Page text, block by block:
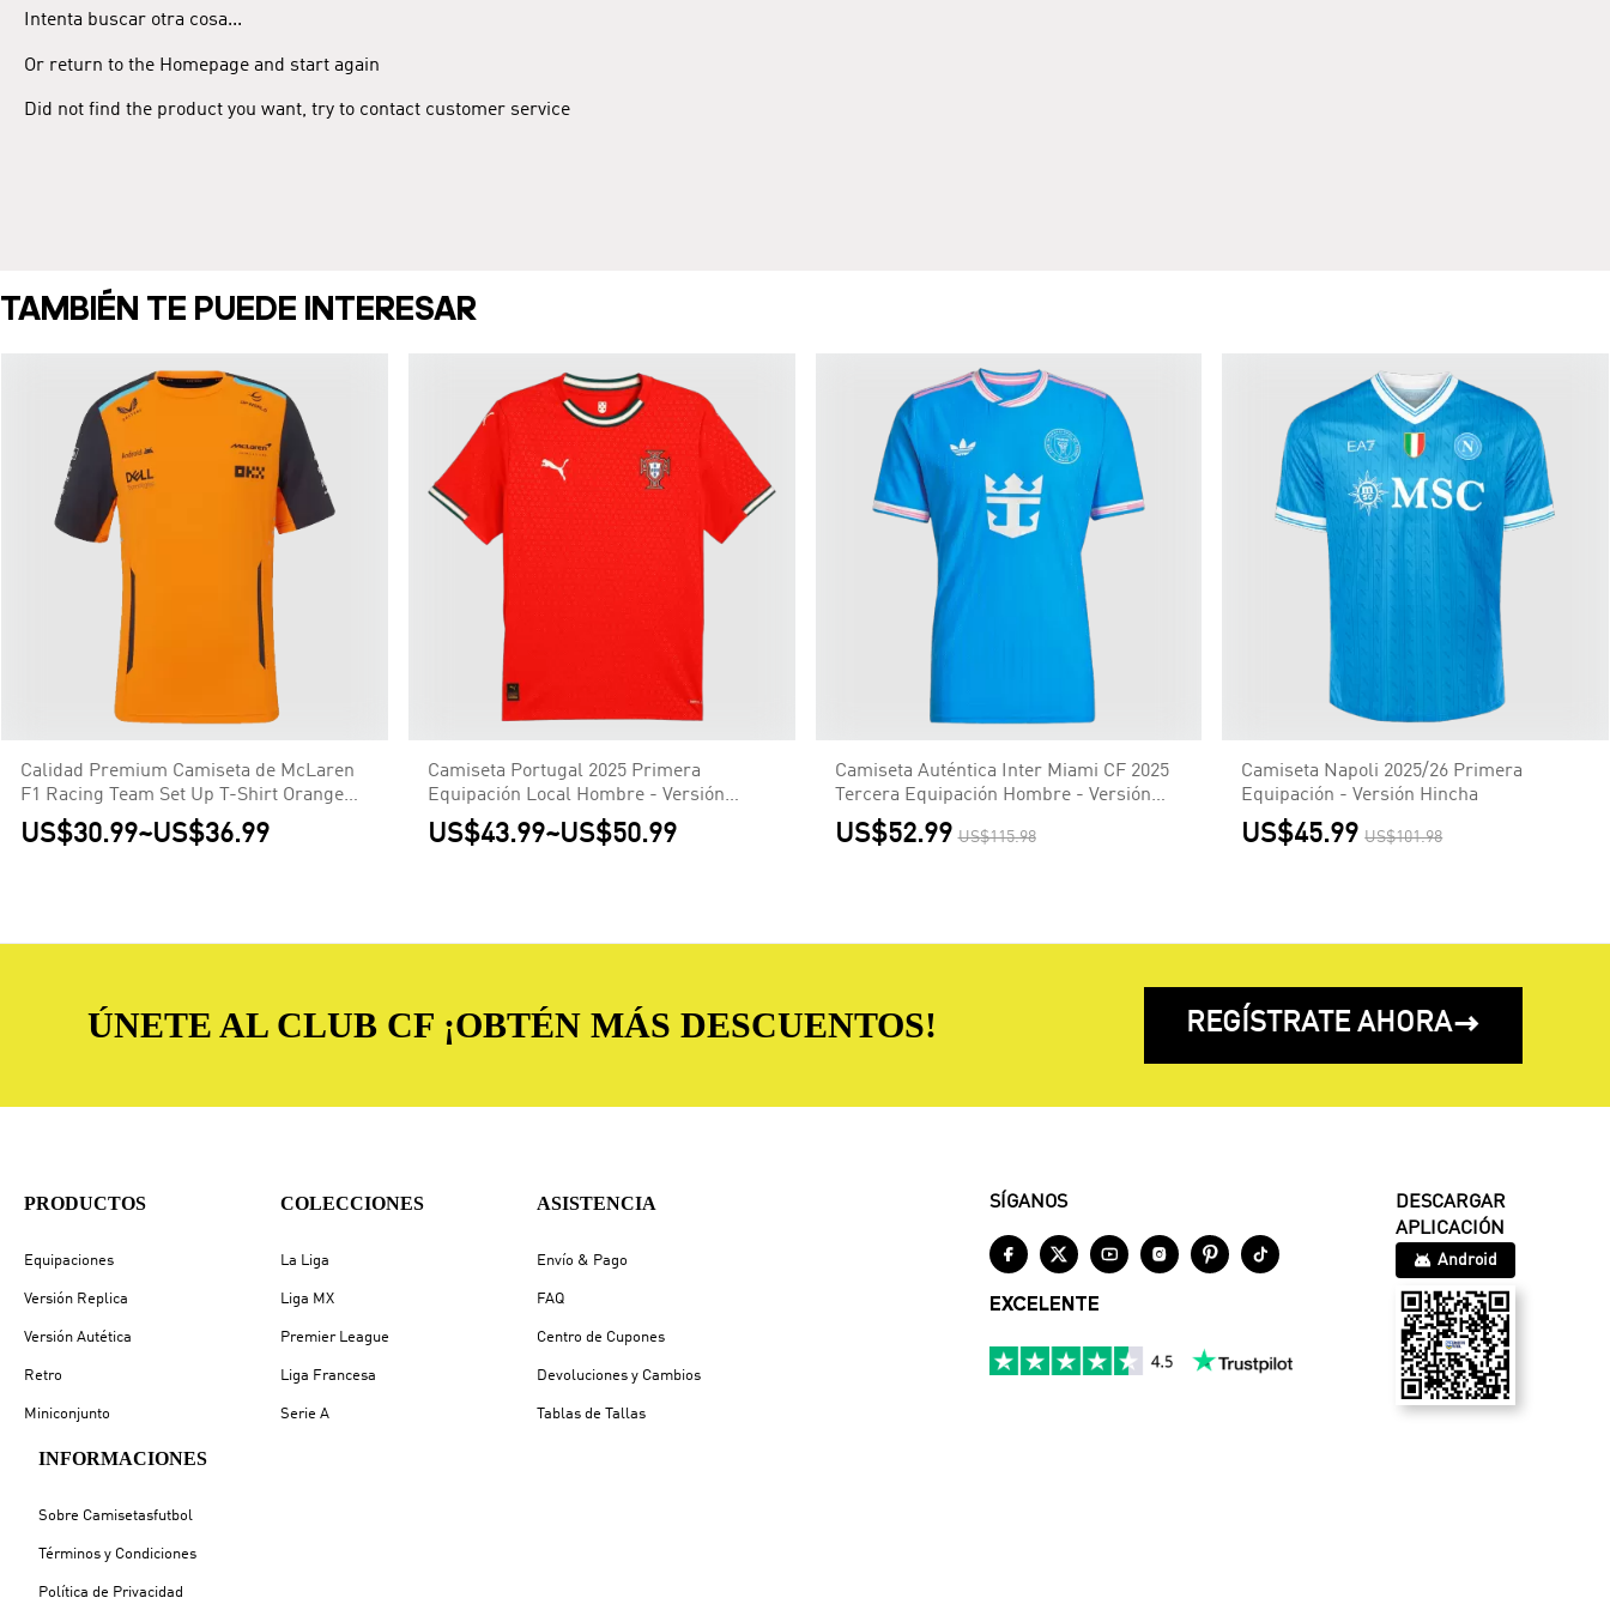
Intenta buscar otra cosa...
Or return to the Homepage and start again
Did not find the product you want, try to contact customer service
TAMBIÉN TE PUEDE INTERESAR
Calidad Premium Camiseta de McLaren
F1 Racing Team Set Up T-Shirt Orange
Hombre Naranja
US$30.99~US$36.99
Camiseta Portugal 2025 Primera
Equipación Local Hombre - Versión
Hincha
US$43.99~US$50.99
Camiseta Auténtica Inter Miami CF 2025
Tercera Equipación Hombre - Versión
Jugador
US$52.99 US$115.98
Camiseta Napoli 2025/26 Primera
Equipación - Versión Hincha
US$45.99 US$101.98
ÚNETE AL CLUB CF ¡OBTÉN MÁS DESCUENTOS! REGÍSTRATE AHORA
PRODUCTOS
Equipaciones
Versión Replica
Versión Autética
Retro
Miniconjunto
COLECCIONES
La Liga
Liga MX
Premier League
Liga Francesa
Serie A
ASISTENCIA
Envío & Pago
FAQ
Centro de Cupones
Devoluciones y Cambios
Tablas de Tallas
INFORMACIONES
Sobre Camisetasfutbol
Términos y Condiciones
Política de Privacidad
SÍGANOS
     
EXCELENTE
DESCARGAR
APLICACIÓN
Android